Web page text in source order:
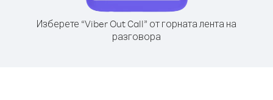
Изберете “Viber Out Call” от горната лента на
разговора